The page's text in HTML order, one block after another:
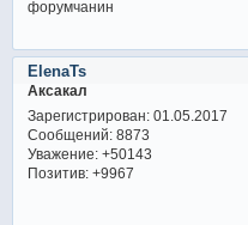
ElenaTs
Аксакал
Зарегистрирован: 01.05.2017
Сообщений:8873
Уважение: +50143
Позитив: +9967